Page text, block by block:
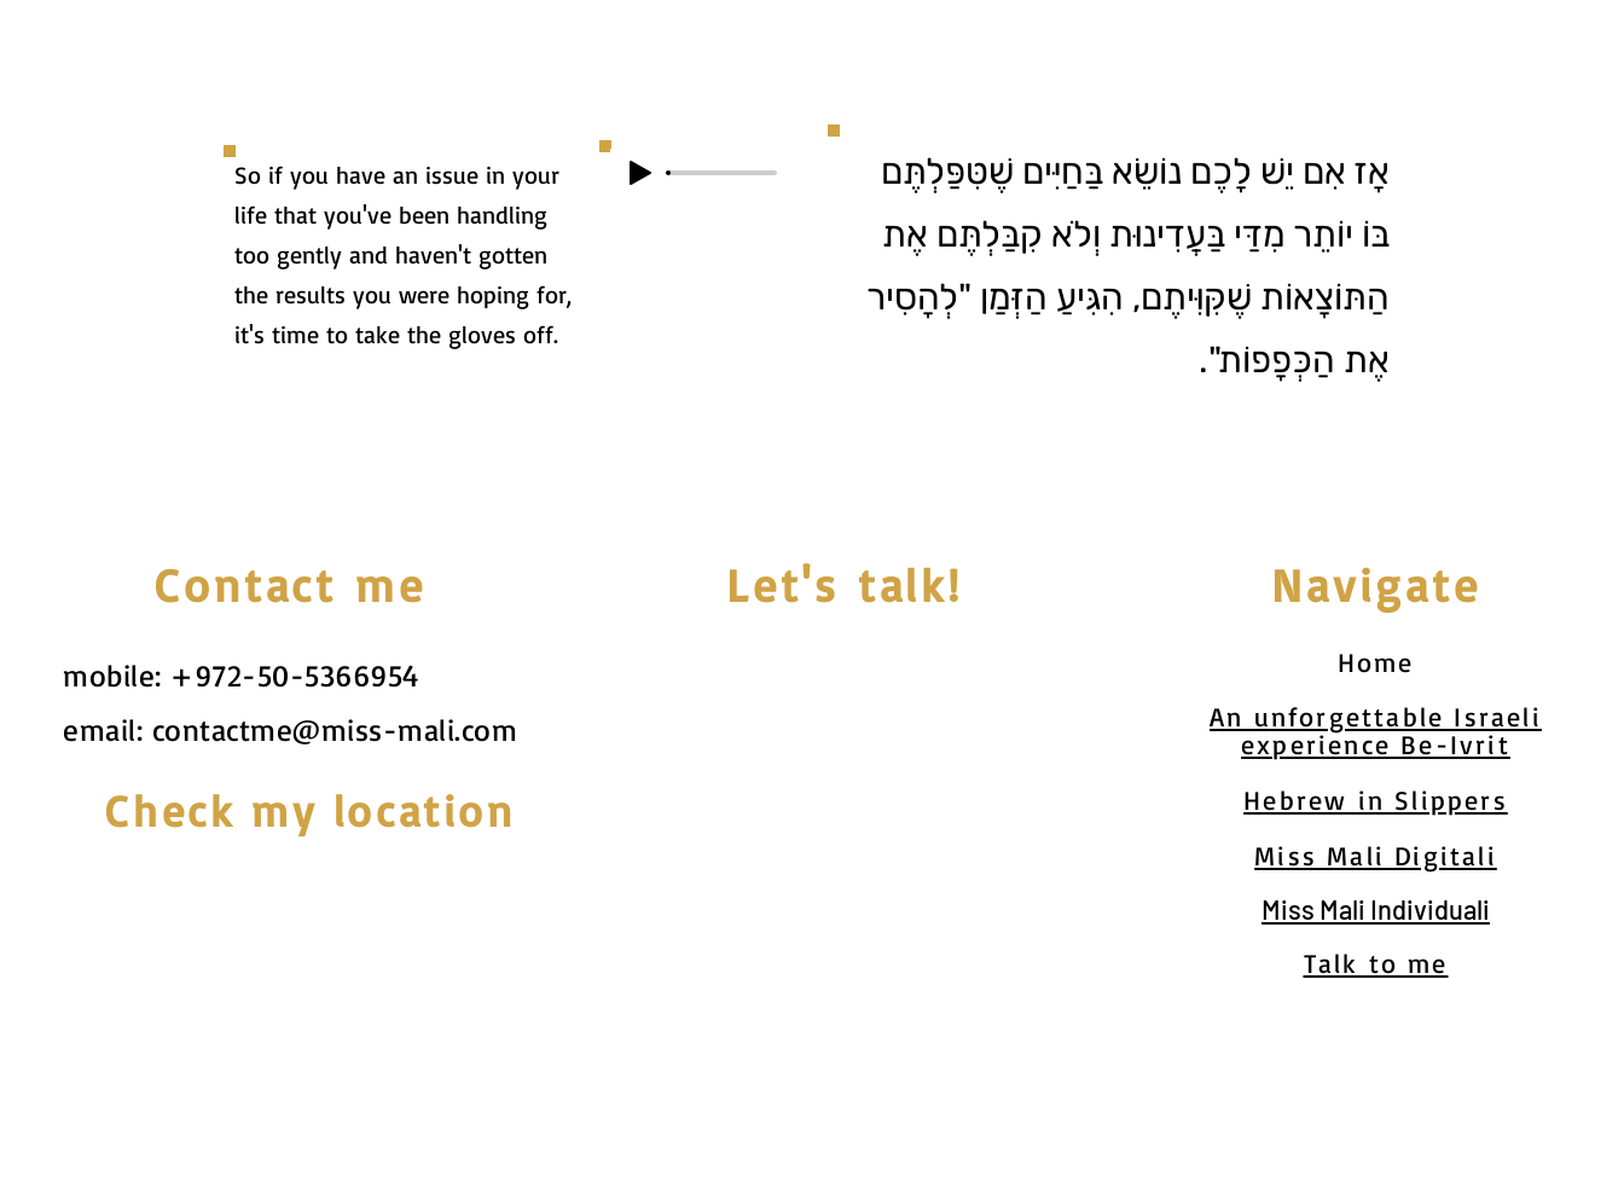
So if you have an issue in your
life that you've been handling
too gently and haven't gotten
the results you were hoping for,
it's time to take the gloves off.
אָז אִם יֵשׁ לָכֶם נוֹשֵׂא בַּחַיִּים שֶׁטִּפַּלְתֶּם
בּוֹ יוֹתֵר מִדַּי בַּעֲדִינוּת וְלֹא קִבַּלְתֶּם אֶת
הַתּוֹצָאוֹת שֶׁקִּוִּיתֶם, הִגִּיעַ הַזְּמַן "לְהָסִיר
אֶת הַכְּפָפוֹת".
Contact me
mobile: +972-50-5366954
email: contactme@miss-mali.com
Check my location
Let's talk! Navigate
Home
An unforgettable Israeli
experience Be-Ivrit
Hebrew in Slippers
Miss Mali Digitali
Miss Mali Individuali
Talk to me